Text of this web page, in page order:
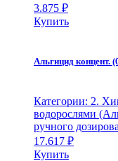
3.875 ₽
Купить
Альгицид концент.
Категории: 2.
водорослями
ручного
17.617 ₽
Купить